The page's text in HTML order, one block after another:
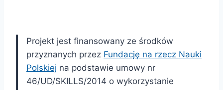
Projekt jest finansowany ze środków
przyznanych przez Fundację na rzecz Nauki
Polskiej na podstawie umowy nr
46/UD/SKILLS/2014 o wykorzystanie